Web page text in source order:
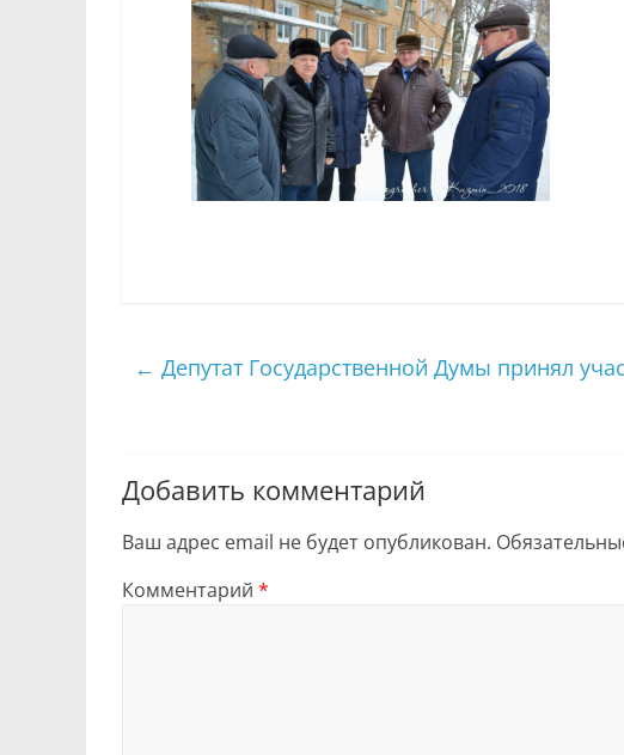
← Депутат Государственной Думы принял
Добавить комментарий
Ваш адрес email не будет опубликован.
Комментарий *